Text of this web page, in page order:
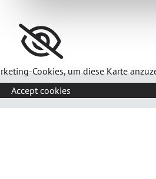
Cookies, um diese Karte
Accept cookies